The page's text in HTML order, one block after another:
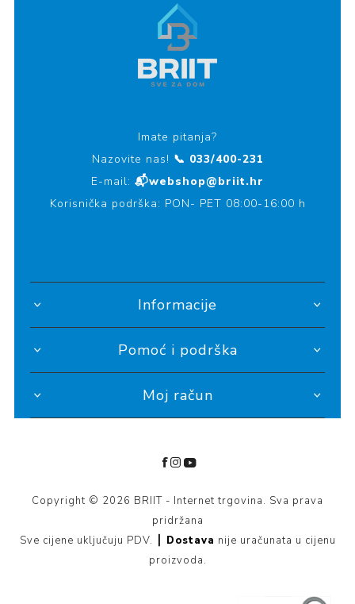
Imate pitanja?
Nazovite nas! 📞 033/400-231
E-mail: 📬webshop@briit.hr
Korisnička podrška: PON- PET 08:00-16:00 h
Informacije
Pomoć i podrška
Moj račun
Copyright © 2026 BRIIT - Internet trgovina. Sva prava
pridržana
Sve cijene uključuju PDV. ┃ Dostava nije uračunata u cijenu
proizvoda.